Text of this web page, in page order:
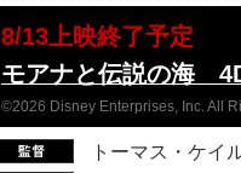
8/13上映終了予定
モアナと伝説の海
©2026 Disney Enterprises, Inc. All
トーマス・ケイ